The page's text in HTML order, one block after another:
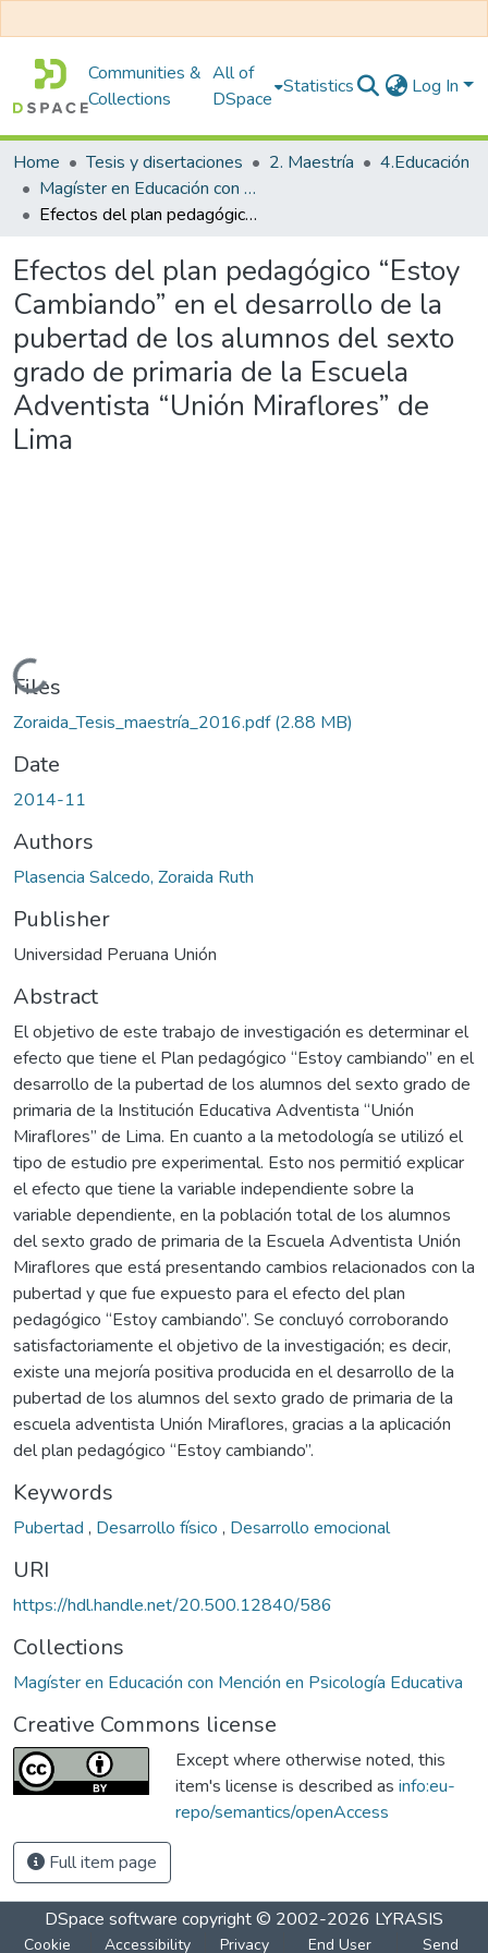
Communities &
Collections
All of
DSpace
Statistics Log In
Home Tesis y disertaciones 2. Maestría
4.Educación
Magíster en Educación con Mención en Psicología Educativa
Efectos del plan pedagógico “Estoy Cambiando” en el desarrollo de la pubertad de los alumnos del sexto grado de primaria de la Escuela Adventista “Unión Miraflores” de Lima
Efectos del plan pedagógico “Estoy
Cambiando” en el desarrollo de la
pubertad de los alumnos del sexto
grado de primaria de la Escuela
Adventista “Unión Miraflores” de
Lima
Loading...
Files
Zoraida_Tesis_maestría_2016.pdf(2.88 MB)
Date
2014-11
Authors
Plasencia Salcedo, Zoraida Ruth
Publisher
Universidad Peruana Unión
Abstract
El objetivo de este trabajo de investigación es determinar el
efecto que tiene el Plan pedagógico “Estoy cambiando” en el
desarrollo de la pubertad de los alumnos del sexto grado de
primaria de la Institución Educativa Adventista “Unión
Miraflores” de Lima. En cuanto a la metodología se utilizó el
tipo de estudio pre experimental. Esto nos permitió explicar
el efecto que tiene la variable independiente sobre la
variable dependiente, en la población total de los alumnos
del sexto grado de primaria de la Escuela Adventista Unión
Miraflores que está presentando cambios relacionados con la
pubertad y que fue expuesto para el efecto del plan
pedagógico “Estoy cambiando”. Se concluyó corroborando
satisfactoriamente el objetivo de la investigación; es decir,
existe una mejoría positiva producida en el desarrollo de la
pubertad de los alumnos del sexto grado de primaria de la
escuela adventista Unión Miraflores, gracias a la aplicación
del plan pedagógico “Estoy cambiando”.
Keywords
Pubertad , Desarrollo físico , Desarrollo emocional
URI
https://hdl.handle.net/20.500.12840/586
Collections
Magíster en Educación con Mención en Psicología Educativa
Creative Commons license
Except where otherwise noted, this
item's license is described as info:eu-
repo/semantics/openAccess
Full item page
DSpace software copyright © 2002-2026 LYRASIS
Cookie Accessibility Privacy End User Send